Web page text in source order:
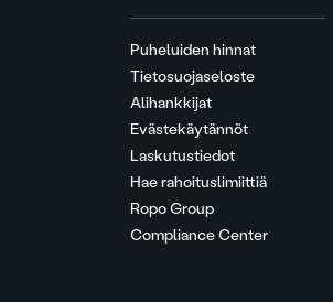
Puheluiden hinnat
Tietosuojaseloste
Alihankkijat
Evästekäytännöt
Laskutustiedot
Hae rahoituslimiittiä
Ropo Group
Compliance Center